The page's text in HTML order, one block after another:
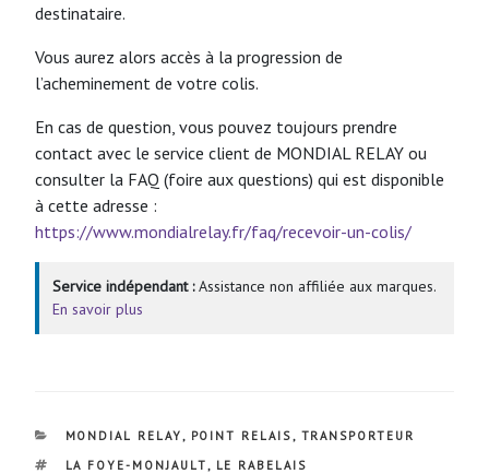
destinataire.
Vous aurez alors accès à la progression de
l’acheminement de votre colis.
En cas de question, vous pouvez toujours prendre
contact avec le service client de MONDIAL RELAY ou
consulter la FAQ (foire aux questions) qui est disponible
à cette adresse :
https://www.mondialrelay.fr/faq/recevoir-un-colis/
Service indépendant :Assistance non affiliée aux marques.
En savoir plus
CATÉGORIES
MONDIAL RELAY , POINT RELAIS , TRANSPORTEUR
ÉTIQUETTES
LA FOYE-MONJAULT , LE RABELAIS